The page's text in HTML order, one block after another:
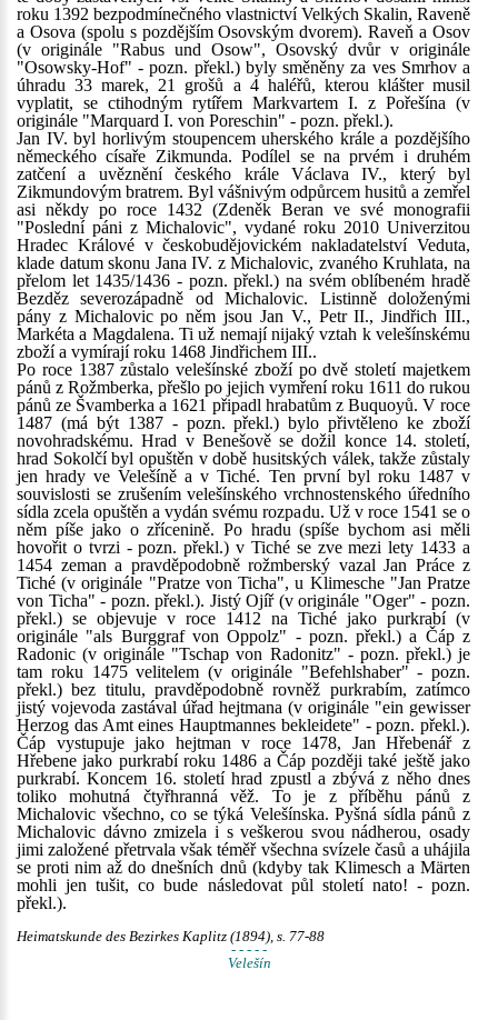
roku 1392 bezpodmínečného vlastnictví Velkých Skalin, Raveně
a Osova (spolu s pozdějším Osovským dvorem). Raveň a Osov
(v originále "Rabus und Osow", Osovský dvůr v originále
"Osowsky-Hof" - pozn. překl.) byly směněny za ves Smrhov a
úhradu 33 marek, 21 grošů a 4 haléřů, kterou klášter musil
vyplatit, se ctihodným rytířem Markvartem I. z Pořešína (v
originále "Marquard I. von Poreschin" - pozn. překl.).
Jan IV. byl horlivým stoupencem uherského krále a pozdějšího
německého císaře Zikmunda. Podílel se na prvém i druhém
zatčení a uvěznění českého krále Václava IV., který byl
Zikmundovým bratrem. Byl vášnivým odpůrcem husitů a zemřel
asi někdy po roce 1432 (Zdeněk Beran ve své monografii
"Poslední páni z Michalovic", vydané roku 2010 Univerzitou
Hradec Králové v českobudějovickém nakladatelství Veduta,
klade datum skonu Jana IV. z Michalovic, zvaného Kruhlata, na
přelom let 1435/1436 - pozn. překl.) na svém oblíbeném hradě
Bezděz severozápadně od Michalovic. Listinně doloženými
pány z Michalovic po něm jsou Jan V., Petr II., Jindřich III.,
Markéta a Magdalena. Ti už nemají nijaký vztah k velešínskému
zboží a vymírají roku 1468 Jindřichem III..
Po roce 1387 zůstalo velešínské zboží po dvě století majetkem
pánů z Rožmberka, přešlo po jejich vymření roku 1611 do rukou
pánů ze Švamberka a 1621 připadl hrabatům z Buquoyů. V roce
1487 (má být 1387 - pozn. překl.) bylo přivtěleno ke zboží
novohradskému. Hrad v Benešově se dožil konce 14. století,
hrad Sokolčí byl opuštěn v době husitských válek, takže zůstaly
jen hrady ve Velešíně a v Tiché. Ten první byl roku 1487 v
souvislosti se zrušením velešínského vrchnostenského úředního
sídla zcela opuštěn a vydán svému rozpadu. Už v roce 1541 se o
něm píše jako o zřícenině. Po hradu (spíše bychom asi měli
hovořit o tvrzi - pozn. překl.) v Tiché se zve mezi lety 1433 a
1454 zeman a pravděpodobně rožmberský vazal Jan Práce z
Tiché (v originále "Pratze von Ticha", u Klimesche "Jan Pratze
von Ticha" - pozn. překl.). Jistý Ojíř (v originále "Oger" - pozn.
překl.) se objevuje v roce 1412 na Tiché jako purkrabí (v
originále "als Burggraf von Oppolz" - pozn. překl.) a Čáp z
Radonic (v originále "Tschap von Radonitz" - pozn. překl.) je
tam roku 1475 velitelem (v originále "Befehlshaber" - pozn.
překl.) bez titulu, pravděpodobně rovněž purkrabím, zatímco
jistý vojevoda zastával úřad hejtmana (v originále "ein gewisser
Herzog das Amt eines Hauptmannes bekleidete" - pozn. překl.).
Čáp vystupuje jako hejtman v roce 1478, Jan Hřebenář z
Hřebene jako purkrabí roku 1486 a Čáp později také ještě jako
purkrabí. Koncem 16. století hrad zpustl a zbývá z něho dnes
toliko mohutná čtyřhranná věž. To je z příběhu pánů z
Michalovic všechno, co se týká Velešínska. Pyšná sídla pánů z
Michalovic dávno zmizela i s veškerou svou nádherou, osady
jimi založené přetrvala však téměř všechna svízele časů a uhájila
se proti nim až do dnešních dnů (kdyby tak Klimesch a Märten
mohli jen tušit, co bude následovat půl století nato! - pozn.
překl.).
Heimatskunde des Bezirkes Kaplitz (1894), s. 77-88
- - - - -
Velešín